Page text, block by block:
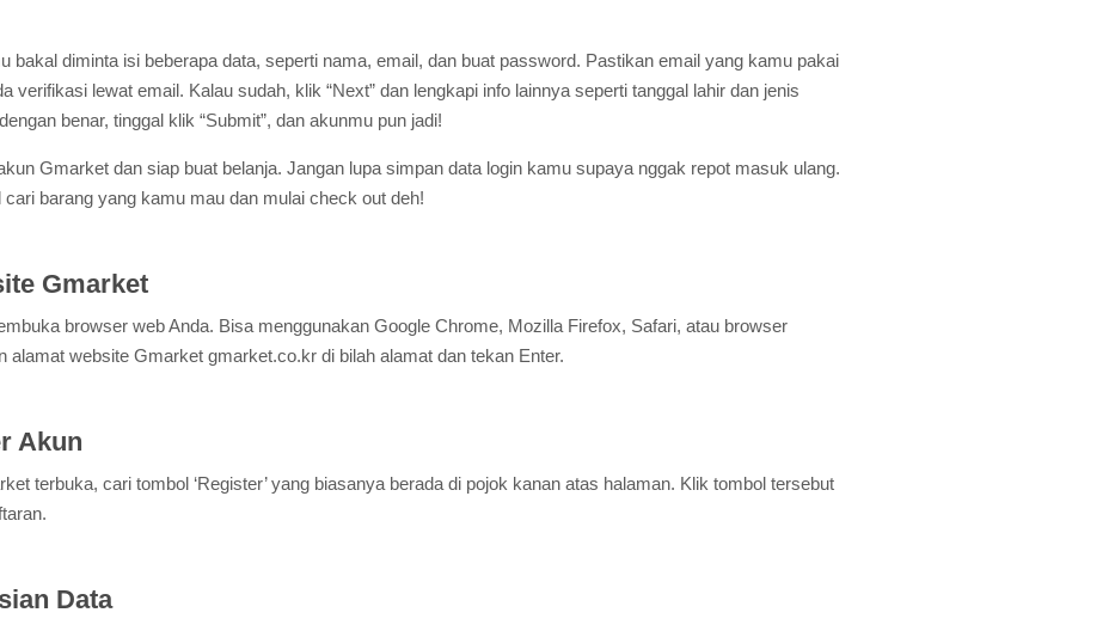
bakal diminta isi beberapa data, seperti nama, email, dan buat password. Pastikan email yang kamu pakai
verifikasi lewat email. Kalau sudah, klik “Next” dan lengkapi info lainnya seperti tanggal lahir dan jenis
benar, tinggal klik “Submit”, dan akunmu pun jadi!
Gmarket dan siap buat belanja. Jangan lupa simpan data login kamu supaya nggak repot masuk ulang.
cari barang yang kamu mau dan mulai check out deh!
Gmarket
browser web Anda. Bisa menggunakan Google Chrome, Mozilla Firefox, Safari, atau browser
alamat website Gmarket gmarket.co.kr di bilah alamat dan tekan Enter.
Akun
terbuka, cari tombol ‘Register’ yang biasanya berada di pojok kanan atas halaman. Klik tombol tersebut
Data